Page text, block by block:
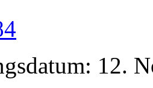
12.